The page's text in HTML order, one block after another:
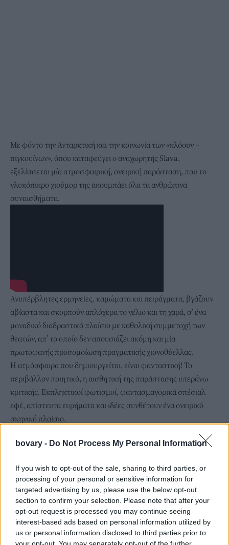
bovary - Do Not Process My Personal Information
If you wish to opt-out of the sale, sharing to third parties, or
processing of your personal or sensitive information for
targeted advertising by us, please use the below opt-out
section to confirm your selection. Please note that after your
opt-out request is processed you may continue seeing
interest-based ads based on personal information utilized by
us or personal information disclosed to third parties prior to
Με φόντο την Ανταρκτική και την κοινωνία των «κλόουν –
πιγκουίνων», όπου καταφεύγει ο αναχωρητής Slava,
εξελίσσεται μία ατμοσφαιρική, ονειρική παράσταση, που το
γλυκόπικρο χιούμορ της ακουμπάει όλα τα ανθρώπινα
συναισθήματα.
Ανυπέρβλητες ερμηνείες, καμώματα και πειράγματα, βγάζουν
αβίαστα και σκορπούν απλόχερα το γέλιο και τη χαρά, σ’ ένα
μοναδικό διαδραστικό πλαίσιο με καθολική συμμετοχή των
θεατών, απ’ το οποίο δεν απουσιάζει ακόμη και μία
πρωτοφανής προσομοίωση πραγματικής χιονοθύελλας.
Η ατμόσφαιρα που δημιουργείται, είναι φανταστική! Το
περιβάλλον ποιητικό, η αισθητική της παράστασης υπεράνω
κριτικής. Εκπληκτικοί φωτισμοί, φαντασμαγορικά σπέσιαλ
εφέ, απίστευτα ευρήματα και ιδέες συνθέτουν ένα ονειρικό
σκηνικό πλαίσιο.